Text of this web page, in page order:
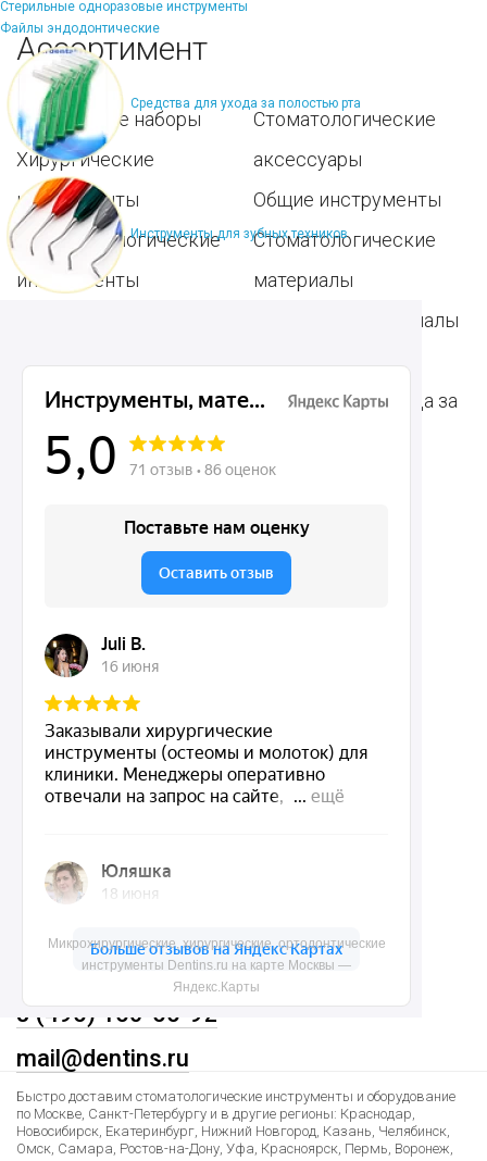
Стерильные одноразовые инструменты
Файлы эндодонтические
Средства для ухода за полостью рта
Инструменты для зубных техников
Микрохирургические, хирургические, ортодонтические
инструменты Dentins.ru на карте Москвы —
Яндекс.Карты
Ассортимент
Популярные наборы
Хирургические
инструменты
Пародонтологические
инструменты
Терапевтические
инструменты
Ортопедические
инструменты
Стоматологические
аксессуары
Общие инструменты
Стоматологические
материалы
Расходные материалы
Средства для ухода за
Зубным техникам
Dentins.ru
Акции
О нас
Доставка и контакты
Политика конфиденциальности
Контакты
8 (495) 150-55-92
mail@dentins.ru
Быстро доставим стоматологические инструменты и оборудование
по Москве, Санкт-Петербургу и в другие регионы: Краснодар,
Новосибирск, Екатеринбург, Нижний Новгород, Казань, Челябинск,
Омск, Самара, Ростов-на-Дону, Уфа, Красноярск, Пермь, Воронеж,